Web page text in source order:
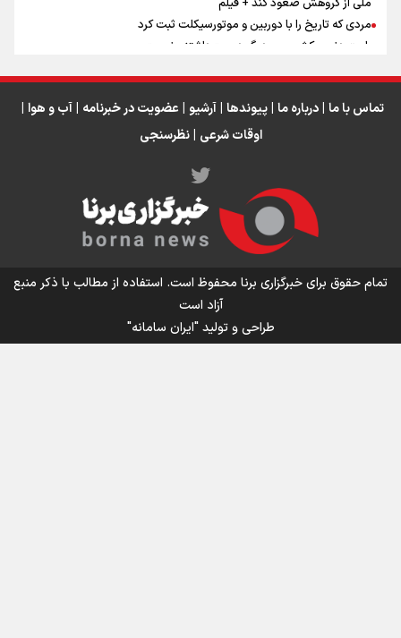
اینفو برنا/ میزان مالیات بر ارزش افزوده چقدر است؟
مردی که تاریخ را با دوربین و موتورسیکلت ثبت کرد
رابرت دنیرو: کشور من دیگر دوست‌داشتنی نیست
انتظار حضور تیم‌های بزرگ مثل استقلال در لیگ هستیم
تورم ۵۸ درصدی معدن / وقتی هزینه استخراج از توان قیمت‌گذاری سبقتتماس با ما درباره ما پیوندها آرشیو عضویت در خبرنامه آب و هوا
اوقات شرعی نظرسنجی
تمام حقوق برای خبرگزاری برنا محفوظ است. استفاده از مطالب با ذکر منبع
آزاد است
طراحی و تولید"ایران سامانه"